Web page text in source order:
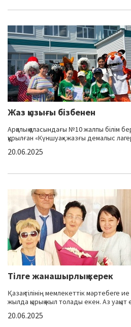
Жаз қызығы бізбенен
Арқалық қаласындағы №10 жалпы білім
құрылған «Күншуақ» жазғы демалыс
20.06.2025
Тілге жанашырлық керек
Қазақ тілінің мемлекеттік мәртебеге
жылда қырық жыл толады екен. Аз
20.06.2025